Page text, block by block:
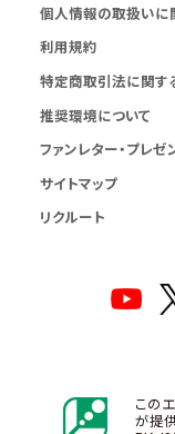
個人情報の取扱いに
利用規約
特定商取引法に関す
推奨環境について
ファンレター・プレゼ
サイトマップ
リクルート
この
が提